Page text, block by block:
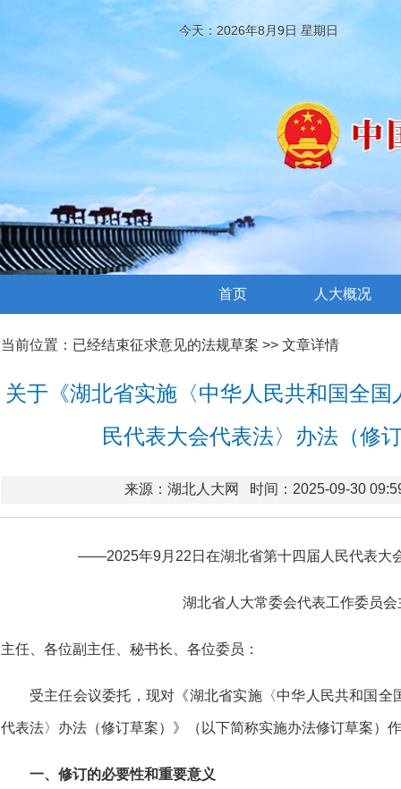
今天：2026年8月9日 星期日
首页 人大概况
当前位置： 已经结束征求意见的法规草案 >> 文章详情
关于《湖北省实施〈中华人民共和国全
民代表大会代表法〉办法（修
来源：湖北人大网 时间：2025-09-30
——2025年9月22日在湖北省第十四届人民代表大
湖北省人大常委会代表工作委员
主任、各位副主任、秘书长、各位委员：
受主任会议委托，现对《湖北省实施〈中华人民共和国
代表法〉办法（修订草案）》（以下简称实施办法修订草案）
一、修订的必要性和重要意义